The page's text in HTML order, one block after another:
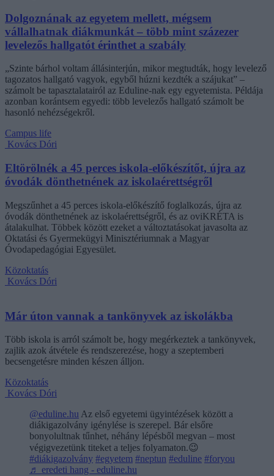
Dolgoznának az egyetem mellett, mégsem
vállalhatnak diákmunkát – több mint százezer
levelezős hallgatót érinthet a szabály
„Szinte bárhol voltam állásinterjún, mikor megtudták, hogy levelező
tagozatos hallgató vagyok, egyből húzni kezdték a szájukat” –
számolt be tapasztalatairól az Eduline-nak egy egyetemista. Példája
azonban korántsem egyedi: több levelezős hallgató számolt be
hasonló nehézségekről.
Campus life
Kovács Dóri
Eltörölnék a 45 perces iskola-előkészítőt, újra az
óvodák dönthetnének az iskolaérettségről
Megszűnhet a 45 perces iskola-előkészítő foglalkozás, újra az
óvodák dönthetnének az iskolaérettségről, és az oviKRÉTA is
átalakulhat. Többek között ezeket a változtatásokat javasolta az
Oktatási és Gyermekügyi Minisztériumnak a Magyar
Óvodapedagógiai Egyesület.
Közoktatás
Kovács Dóri
Már úton vannak a tankönyvek az iskolákba
Több iskola is arról számolt be, hogy megérkeztek a tankönyvek,
zajlik azok átvétele és rendszerezése, hogy a szeptemberi
becsengetésre minden készen álljon.
Közoktatás
Kovács Dóri
@eduline.hu Az első egyetemi ügyintézések között a
diákigazolvány igénylése is szerepel. Bár elsőre
bonyolultnak tűnhet, néhány lépésből megvan – most
végigvezetünk titeket a teljes folyamaton.😉
#diákigazolvány #egyetem #neptun #eduline #foryou
♬ eredeti hang - eduline.hu